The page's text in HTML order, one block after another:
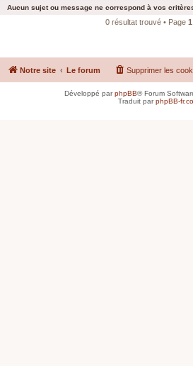
Aucun sujet ou message ne correspond à vos
0 résultat trouvé • Page 1
Notre site Le forum Supprimer les
Développé parphpBB® Forum
Traduit parphpBB-